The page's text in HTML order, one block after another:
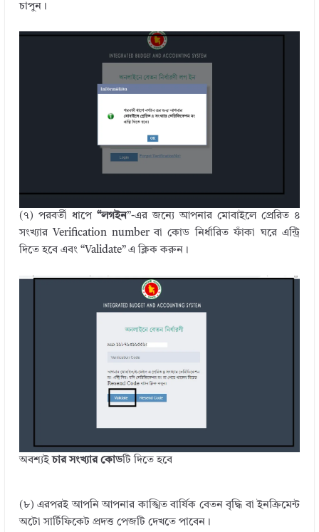
চাপুন।
(৭) পরবর্তী ধাপে “লগইন”-এর জন্যে আপনার মোবাইলে প্রেরিত ৪
সংখ্যার Verification number বা কোড নির্ধারিত ফাঁকা ঘরে এন্ট্রি
দিতে হবে এবং “Validate” এ ক্লিক করুন।
অবশ্যইচার সংখ্যার কোডটি দিতে হবে
(৮) এরপরই আপনি আপনার কাঙ্খিত বার্ষিক বেতন বৃদ্ধি বা ইনক্রিমেন্ট
অটো সার্টিফিকেট প্রদত্ত পেজটি দেখতে পাবেন।